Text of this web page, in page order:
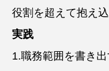
役割を超えて抱え
実践
1.職務範囲を書き出